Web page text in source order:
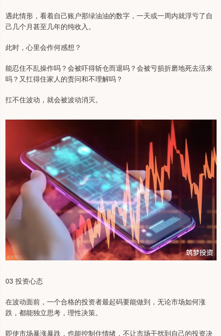
遇此情形，看着自己账户那绿油油的数字，一天或一周内就浮亏了自
己几个月甚至几年的纯收入。
此时，心里会作何感想？
能忍住不乱操作吗？会被吓得斩仓而退吗？会被亏损折磨地死去活来
吗？又扛得住家人的责问和不理解吗？
扛不住波动，就会被波动消灭。
03 投资心态
在波动面前，一个合格的投资者最起码要能做到，无论市场如何涨
跌，都能独立思考，理性决策。
即使市场暴涨暴跌，也能控制住情绪，不让市场干扰到自己的投资决